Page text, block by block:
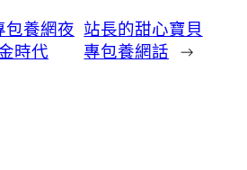
包養網夜
時代
站長的甜心寶貝
專包養網話 →